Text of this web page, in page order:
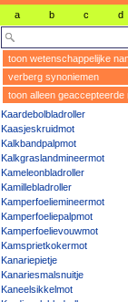
a b c d
toon wetenschappelijke
verberg synoniemen
toon alleen geaccepteerde
Kaardebolbladroller
Kaasjeskruidmot
Kalkbandpalpmot
Kalkgraslandmineermot
Kameleonbladroller
Kamillebladroller
Kamperfoeliemineermot
Kamperfoeliepalpmot
Kamperfoelievouwmot
Kamsprietkokermot
Kanariepietje
Kanariesmalsnuitje
Kaneelsikkelmot